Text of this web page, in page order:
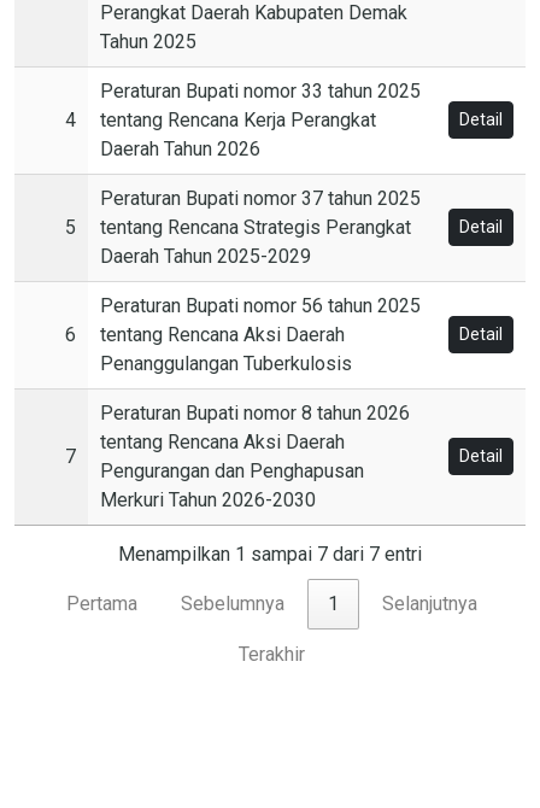
Perangkat Daerah Kabupaten Demak
Tahun 2025
4
Peraturan Bupati nomor 33 tahun 2025
tentang Rencana Kerja Perangkat
Daerah Tahun 2026
Detail
5
Peraturan Bupati nomor 37 tahun 2025
tentang Rencana Strategis Perangkat
Daerah Tahun 2025-2029
Detail
6
Peraturan Bupati nomor 56 tahun 2025
tentang Rencana Aksi Daerah
Penanggulangan Tuberkulosis
Detail
7
Peraturan Bupati nomor 8 tahun 2026
tentang Rencana Aksi Daerah
Pengurangan dan Penghapusan
Merkuri Tahun 2026-2030
Detail
Menampilkan 1 sampai 7 dari 7 entri
Pertama Sebelumnya 1 Selanjutnya
Terakhir